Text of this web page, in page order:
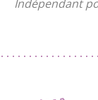
Indépendant